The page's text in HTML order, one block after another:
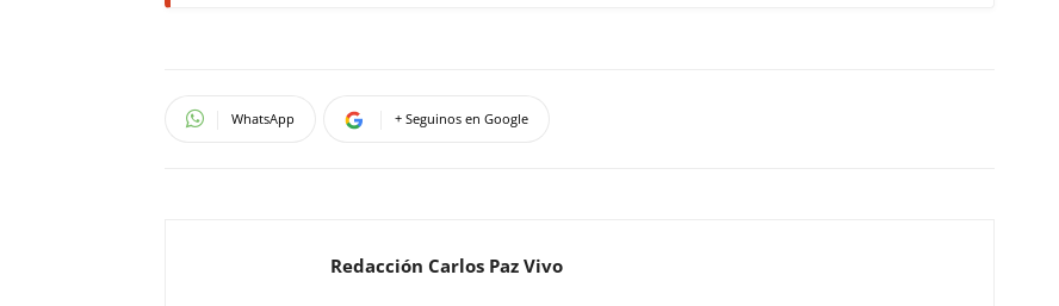
WhatsApp + Seguinos en Google
Redacción Carlos Paz Vivo